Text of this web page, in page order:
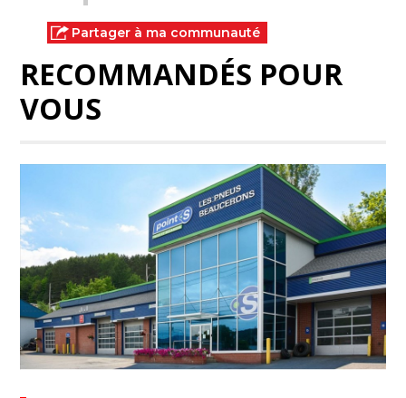
Partager à ma communauté
RECOMMANDÉS POUR
VOUS